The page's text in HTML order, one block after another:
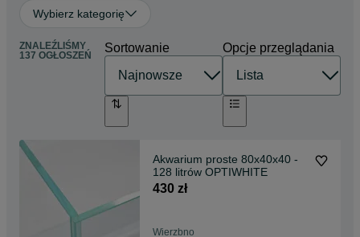
Wybierz kategorię
ZNALEŹLIŚMY
137 OGŁOSZEŃ
Sortowanie Opcje przeglądania
Akwarium proste 80x40x40 -
128 litrów OPTIWHITE
430 zł
Wierzbno